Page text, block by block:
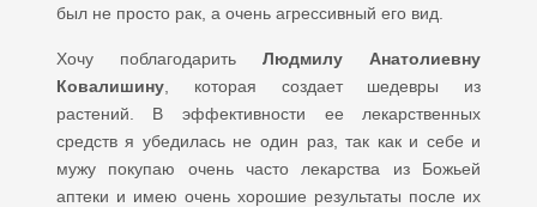
был не просто рак, а очень агрессивный его вид.
Хочу поблагодаритьЛюдмилу Анатолиевну
Ковалишину, которая создает шедевры из
растений. В эффективности ее лекарственных
средств я убедилась не один раз, так как и себе и
мужу покупаю очень часто лекарства из Божьей
аптеки и имею очень хорошие результаты после их